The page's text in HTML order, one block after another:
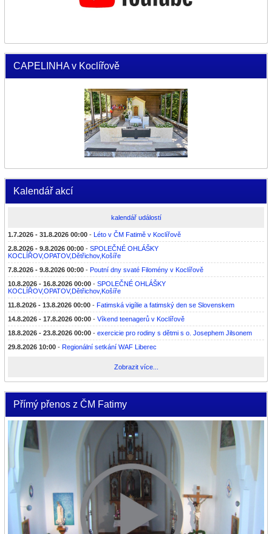
CAPELINHA v Koclířově
Kalendář akcí
kalendář událostí
1.7.2026 - 31.8.2026 00:00 - Léto v ČM Fatimě v Koclířově
2.8.2026 - 9.8.2026 00:00 - SPOLEČNÉ OHLÁŠKY
KOCLÍŘOV,OPATOV,Dětřichov,Košíře
7.8.2026 - 9.8.2026 00:00 - Poutní dny svaté Filomény v Koclířově
10.8.2026 - 16.8.2026 00:00 - SPOLEČNÉ OHLÁŠKY
KOCLÍŘOV,OPATOV,Dětřichov,Košíře
11.8.2026 - 13.8.2026 00:00 - Fatimská vigílie a fatimský den se Slovenskem
14.8.2026 - 17.8.2026 00:00 - Víkend teenagerů v Koclířově
18.8.2026 - 23.8.2026 00:00 - exercicie pro rodiny s dětmi s o. Josephem Jilsonem
29.8.2026 10:00 - Regionální setkání WAF Liberec
Zobrazit více...
Přímý přenos z ČM Fatimy